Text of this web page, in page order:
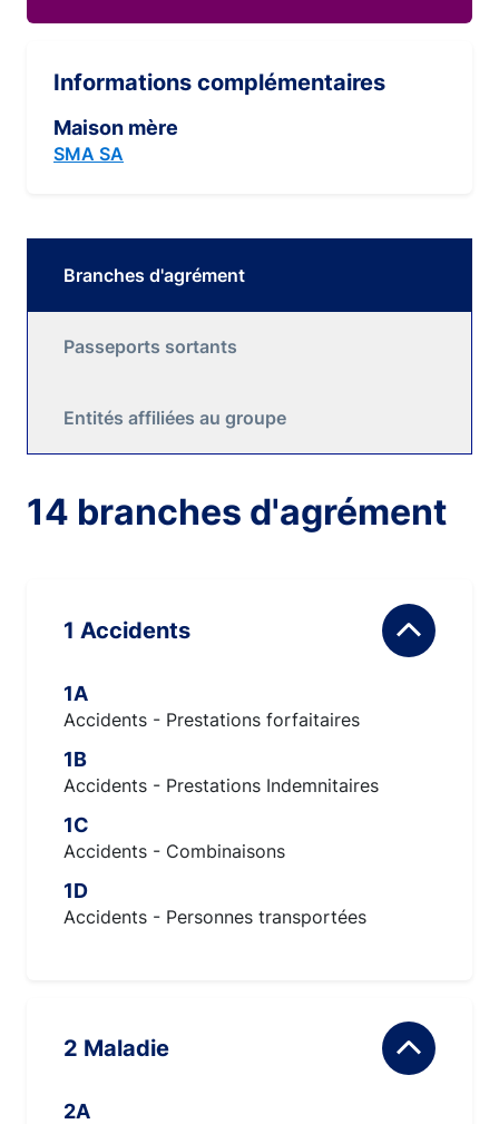
Informations complémentaires
Maison mère
SMA SA
Branches d'agrément
Passeports sortants
Entités affiliées au groupe
14 branches d'agrément
1 Accidents
1A
Accidents - Prestations forfaitaires
1B
Accidents - Prestations Indemnitaires
1C
Accidents - Combinaisons
1D
Accidents - Personnes transportées
2 Maladie
2A